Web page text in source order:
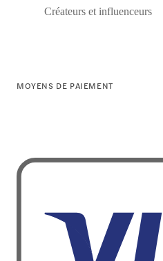
Créateurs et influenceurs
MOYENS DE PAIEMENT